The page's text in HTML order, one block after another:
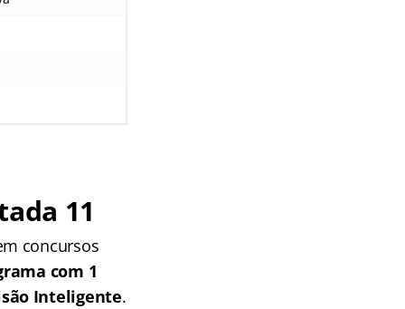
11
concursos
com 1
Inteligente.